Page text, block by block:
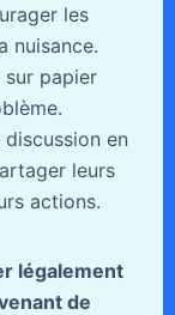
les
nuisance.
sur papier
en
leurs
actions.
légalement
de